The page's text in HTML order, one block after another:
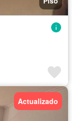
Actualizado